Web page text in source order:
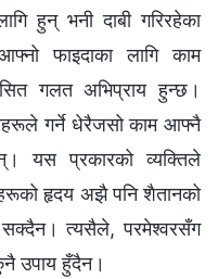
हुन् भनी दाबी गरिरहेका
फाइदाका लागि काम
गलत अभिप्राय हुन्छ।
गर्ने धेरैजसो काम आफ्नै
यस प्रकारको व्यक्तिले
हृदय अझै पनि शैतानको
सक्दैन। त्यसैले, परमेश्‍वरसँग
उपाय हुँदैन।